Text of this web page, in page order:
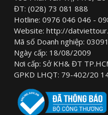
ĐT: (028) 73 081 888
Hotline: 0976 046 046 -
Website: http://
Mã số Doanh nghiệp:
Ngày cấp: 18/08/2009
Nơi cấp: Sở KH& ĐT
GPKD LHQT: 79-402/20